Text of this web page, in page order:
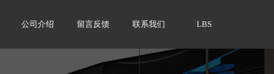
公司介绍 留言反馈 联系我们 LBS